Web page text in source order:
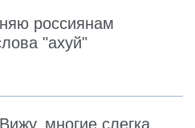
россиянам
"ахуй"
многие слегка